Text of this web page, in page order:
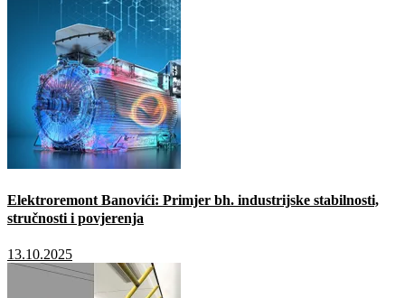
Elektroremont Banovići: Primjer bh. industrijske stabilnosti,
stručnosti i povjerenja
13.10.2025